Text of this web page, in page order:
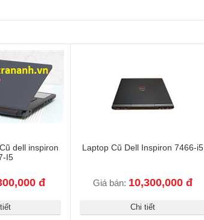
dell inspiron
I5
đ
Laptop Cũ Dell Inspiron 7466-i5
Giá bán: 10,300,000 đ
Chi tiết